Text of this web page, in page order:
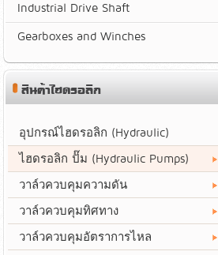
Industrial Drive Shaft
Gearboxes and Winches
สินค้าไฮดรอลิก
อุปกรณ์ไฮดรอลิก (Hydraulic)
ไฮดรอลิก ปั๊ม (Hydraulic Pumps)
วาล์วควบคุมความดัน
วาล์วควบคุมทิศทาง
วาล์วควบคุมอัตราการไหล